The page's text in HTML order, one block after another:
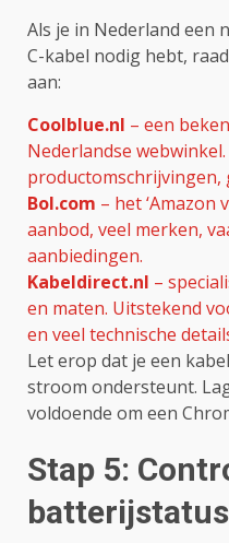
Als je in Nederland een
C-kabel nodig hebt,
aan:
Coolblue.nl – een
Nederlandse
productomschrijvingen,
Bol.com – het ‘Amazon
aanbod, veel merken,
aanbiedingen.
Kabeldirect.nl –
en maten. Uitstekend
en veel technische
Let erop dat je een
stroom ondersteunt.
voldoende om een
Stap 5:
batterijstatus